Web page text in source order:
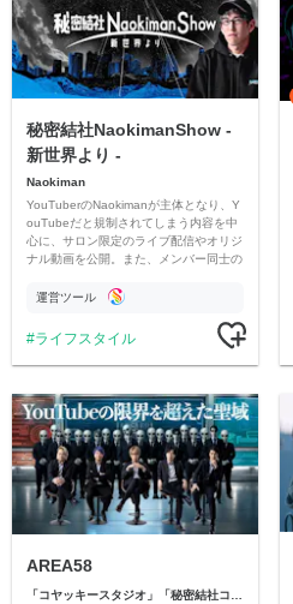
秘密結社NaokimanShow -
新世界より -
Naokiman
YouTuberのNaokimanが主体となり、Y
ouTubeだと規制されてしまう内容を中
心に、サロン限定のライブ配信やオリジ
ナル動画を公開。また、メンバー同士の
ただいています。
運営ツール
ライフスタイル
AREA58
「コヤッキースタジオ」「秘密結社コヤミナティ」